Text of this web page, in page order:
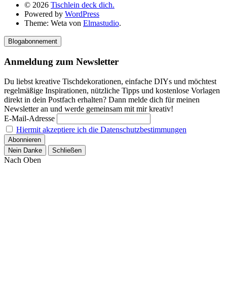
© 2026 Tischlein deck dich.
Powered by WordPress
Theme: Weta von Elmastudio.
Blogabonnement
Anmeldung zum Newsletter
Du liebst kreative Tischdekorationen, einfache DIYs und möchtest
regelmäßige Inspirationen, nützliche Tipps und kostenlose Vorlagen
direkt in dein Postfach erhalten? Dann melde dich für meinen
Newsletter an und werde gemeinsam mit mir kreativ!
E-Mail-Adresse
Hiermit akzeptiere ich die Datenschutzbestimmungen
Nein Danke Schließen
Nach Oben